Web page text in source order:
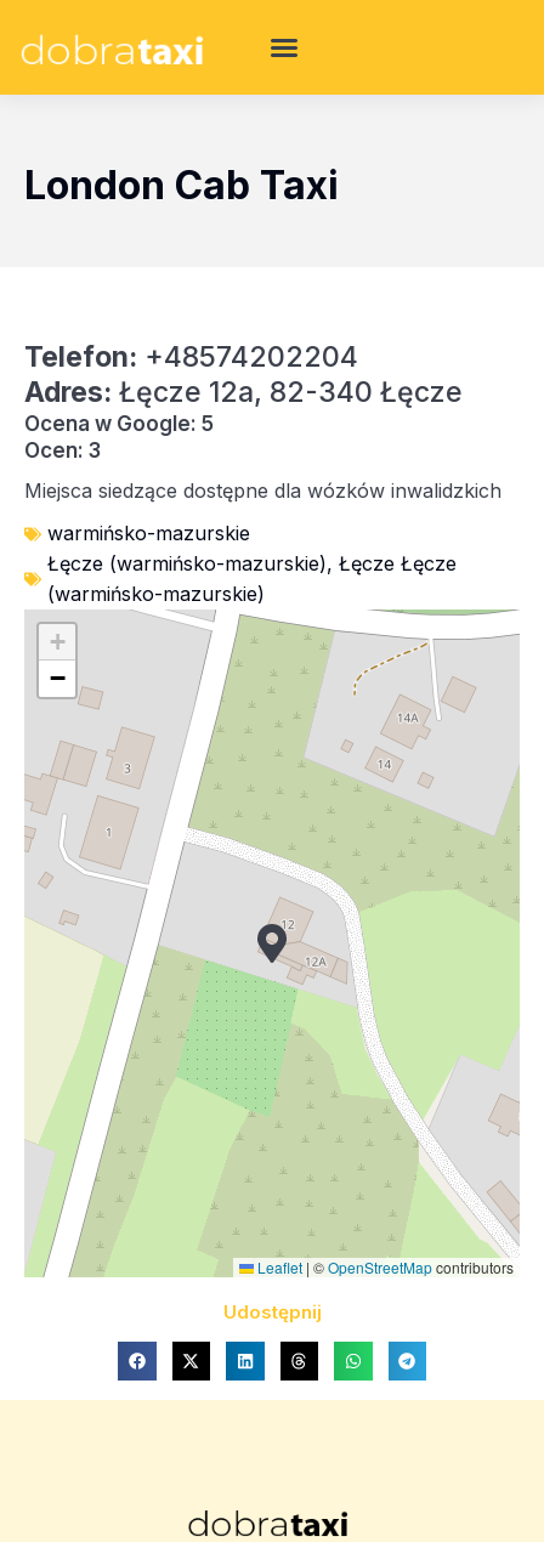
London Cab Taxi
Telefon: +48574202204
Adres: Łęcze 12a, 82-340 Łęcze
Ocena w Google: 5
Ocen: 3
Miejsca siedzące dostępne dla wózków inwalidzkich
warmińsko-mazurskie
Łęcze (warmińsko-mazurskie), Łęcze Łęcze
(warmińsko-mazurskie)
+
−
Leaflet | ©OpenStreetMapcontributors
Udostępnij